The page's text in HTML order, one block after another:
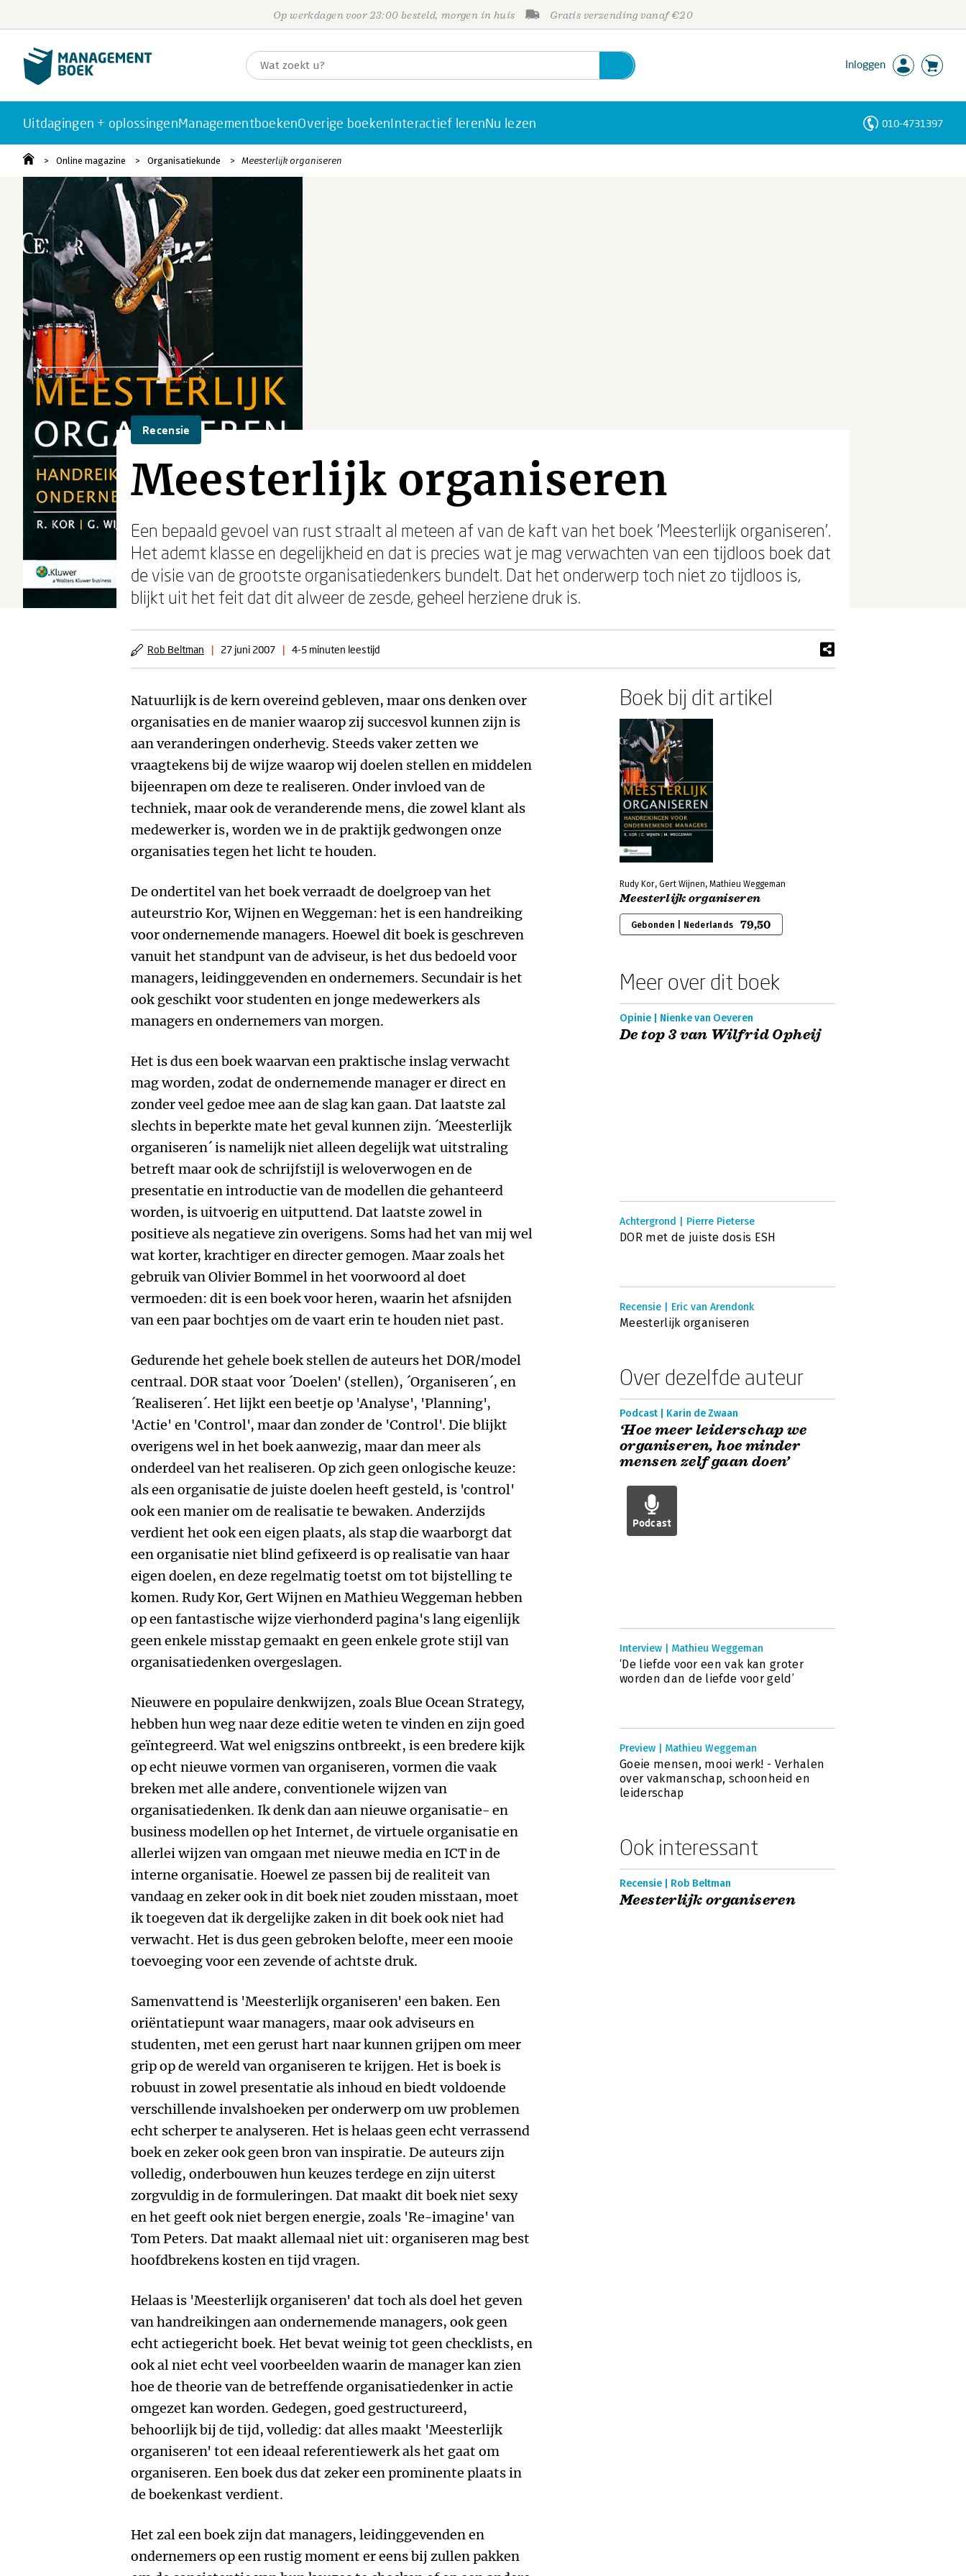
Op werkdagen voor 23:00 besteld, morgen in huis Gratis verzending vanaf €20
Inloggen
Uitdagingen + oplossingenManagementboekenOverige boekenInteractief lerenNu lezen 010-4731397
Online magazine Organisatiekunde Meesterlijk organiseren
Recensie
Meesterlijk organiseren
Een bepaald gevoel van rust straalt al meteen af van de kaft van het boek 'Meesterlijk organiseren'.
Het ademt klasse en degelijkheid en dat is precies wat je mag verwachten van een tijdloos boek dat
de visie van de grootste organisatiedenkers bundelt. Dat het onderwerp toch niet zo tijdloos is,
blijkt uit het feit dat dit alweer de zesde, geheel herziene druk is.
Rob Beltman | 27 juni 2007 | 4-5 minuten leestijd
Natuurlijk is de kern overeind gebleven, maar ons denken over
organisaties en de manier waarop zij succesvol kunnen zijn is
aan veranderingen onderhevig. Steeds vaker zetten we
vraagtekens bij de wijze waarop wij doelen stellen en middelen
bijeenrapen om deze te realiseren. Onder invloed van de
techniek, maar ook de veranderende mens, die zowel klant als
medewerker is, worden we in de praktijk gedwongen onze
organisaties tegen het licht te houden.
De ondertitel van het boek verraadt de doelgroep van het
auteurstrio Kor, Wijnen en Weggeman: het is een handreiking
voor ondernemende managers. Hoewel dit boek is geschreven
vanuit het standpunt van de adviseur, is het dus bedoeld voor
managers, leidinggevenden en ondernemers. Secundair is het
ook geschikt voor studenten en jonge medewerkers als
managers en ondernemers van morgen.
Het is dus een boek waarvan een praktische inslag verwacht
mag worden, zodat de ondernemende manager er direct en
zonder veel gedoe mee aan de slag kan gaan. Dat laatste zal
slechts in beperkte mate het geval kunnen zijn. ´Meesterlijk
organiseren´ is namelijk niet alleen degelijk wat uitstraling
betreft maar ook de schrijfstijl is weloverwogen en de
presentatie en introductie van de modellen die gehanteerd
worden, is uitvoerig en uitputtend. Dat laatste zowel in
positieve als negatieve zin overigens. Soms had het van mij wel
wat korter, krachtiger en directer gemogen. Maar zoals het
gebruik van Olivier Bommel in het voorwoord al doet
vermoeden: dit is een boek voor heren, waarin het afsnijden
van een paar bochtjes om de vaart erin te houden niet past.
Gedurende het gehele boek stellen de auteurs het DOR/model
centraal. DOR staat voor ´Doelen' (stellen), ´Organiseren´, en
´Realiseren´. Het lijkt een beetje op 'Analyse', 'Planning',
'Actie' en 'Control', maar dan zonder de 'Control'. Die blijkt
overigens wel in het boek aanwezig, maar dan meer als
onderdeel van het realiseren. Op zich geen onlogische keuze:
als een organisatie de juiste doelen heeft gesteld, is 'control'
ook een manier om de realisatie te bewaken. Anderzijds
verdient het ook een eigen plaats, als stap die waarborgt dat
een organisatie niet blind gefixeerd is op realisatie van haar
eigen doelen, en deze regelmatig toetst om tot bijstelling te
komen. Rudy Kor, Gert Wijnen en Mathieu Weggeman hebben
op een fantastische wijze vierhonderd pagina's lang eigenlijk
geen enkele misstap gemaakt en geen enkele grote stijl van
organisatiedenken overgeslagen.
Nieuwere en populaire denkwijzen, zoals Blue Ocean Strategy,
hebben hun weg naar deze editie weten te vinden en zijn goed
geïntegreerd. Wat wel enigszins ontbreekt, is een bredere kijk
op echt nieuwe vormen van organiseren, vormen die vaak
breken met alle andere, conventionele wijzen van
organisatiedenken. Ik denk dan aan nieuwe organisatie- en
business modellen op het Internet, de virtuele organisatie en
allerlei wijzen van omgaan met nieuwe media en ICT in de
interne organisatie. Hoewel ze passen bij de realiteit van
vandaag en zeker ook in dit boek niet zouden misstaan, moet
ik toegeven dat ik dergelijke zaken in dit boek ook niet had
verwacht. Het is dus geen gebroken belofte, meer een mooie
toevoeging voor een zevende of achtste druk.
Samenvattend is 'Meesterlijk organiseren' een baken. Een
oriëntatiepunt waar managers, maar ook adviseurs en
studenten, met een gerust hart naar kunnen grijpen om meer
grip op de wereld van organiseren te krijgen. Het is boek is
robuust in zowel presentatie als inhoud en biedt voldoende
verschillende invalshoeken per onderwerp om uw problemen
echt scherper te analyseren. Het is helaas geen echt verrassend
boek en zeker ook geen bron van inspiratie. De auteurs zijn
volledig, onderbouwen hun keuzes terdege en zijn uiterst
zorgvuldig in de formuleringen. Dat maakt dit boek niet sexy
en het geeft ook niet bergen energie, zoals 'Re-imagine' van
Tom Peters. Dat maakt allemaal niet uit: organiseren mag best
hoofdbrekens kosten en tijd vragen.
Helaas is 'Meesterlijk organiseren' dat toch als doel het geven
van handreikingen aan ondernemende managers, ook geen
echt actiegericht boek. Het bevat weinig tot geen checklists, en
ook al niet echt veel voorbeelden waarin de manager kan zien
hoe de theorie van de betreffende organisatiedenker in actie
omgezet kan worden. Gedegen, goed gestructureerd,
behoorlijk bij de tijd, volledig: dat alles maakt 'Meesterlijk
organiseren' tot een ideaal referentiewerk als het gaat om
organiseren. Een boek dus dat zeker een prominente plaats in
de boekenkast verdient.
Het zal een boek zijn dat managers, leidinggevenden en
ondernemers op een rustig moment er eens bij zullen pakken
Boek bij dit artikel
Rudy Kor, Gert Wijnen, Mathieu Weggeman
Meesterlijk organiseren
Gebonden | Nederlands 79,50
Meer over dit boek
Opinie | Nienke van Oeveren
De top 3 van Wilfrid Opheij
Achtergrond | Pierre Pieterse
DOR met de juiste dosis ESH
Recensie | Eric van Arendonk
Meesterlijk organiseren
Over dezelfde auteur
Podcast | Karin de Zwaan
‘Hoe meer leiderschap we
organiseren, hoe minder
mensen zelf gaan doen’
Podcast
Interview | Mathieu Weggeman
‘De liefde voor een vak kan groter
worden dan de liefde voor geld’
Preview | Mathieu Weggeman
Goeie mensen, mooi werk! - Verhalen
over vakmanschap, schoonheid en
leiderschap
Ook interessant
Recensie | Rob Beltman
Meesterlijk organiseren
Personen